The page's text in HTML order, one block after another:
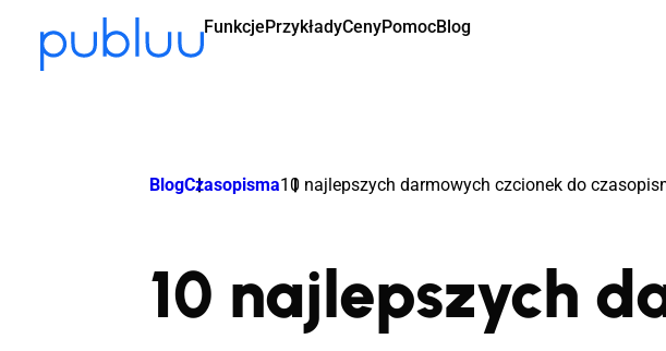
FunkcjePrzykładyCenyPomocBlog
BlogCzasopisma10 najlepszych darmowych czcionek do
10 najlepszych